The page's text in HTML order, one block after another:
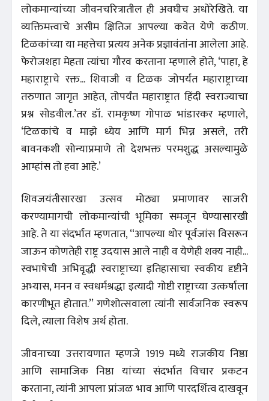
लोकमान्यांच्या जीवनचरित्रातील ही अवघीच अधोरेखिते. या
व्यक्तिमत्त्वाचे असीम क्षितिज आपल्या कवेत येणे कठीण.
टिळकांच्या या महत्तेचा प्रत्यय अनेक प्रज्ञावंतांना आलेला आहे.
फेरोजशहा मेहता त्यांचा गौरव करताना म्हणाले होते, ‘पाहा, हे
महाराष्ट्राचे रक्त... शिवाजी व टिळक जोपर्यंत महाराष्ट्राच्या
तरुणात जागृत आहेत, तोपर्यंत महाराष्ट्रात हिंदी स्वराज्याचा
प्रश्न सोडवील.’तर डॉ. रामकृष्ण गोपाळ भांडारकर म्हणाले,
‘टिळकांचे व माझे ध्येय आणि मार्ग भिन्न असले, तरी
बावनकशी सोन्याप्रमाणे तो देशभक्त परमशुद्ध असल्यामुळे
आम्हांस तो हवा आहे.’
शिवजयंतीसारखा उत्सव मोठ्या प्रमाणावर साजरी
करण्यामागची लोकमान्यांची भूमिका समजून घेण्यासारखी
आहे. ते या संदर्भात म्हणतात, ‘‘आपल्या थोर पूर्वजांस विसरून
जाऊन कोणतेही राष्ट्र उदयास आले नाही व येणेही शक्य नाही...
स्वभाषेची अभिवृद्धी स्वराष्ट्राच्या इतिहासाचा स्वकीय दृष्टीने
अभ्यास, मनन व स्वधर्मश्रद्धा इत्यादी गोष्टी राष्ट्राच्या उत्कर्षाला
कारणीभूत होतात.’’ गणेशोत्सवाला त्यांनी सार्वजनिक स्वरूप
दिले, त्याला विशेष अर्थ होता.
जीवनाच्या उत्तरायणात म्हणजे 1919 मध्ये राजकीय निष्ठा
आणि सामाजिक निष्ठा यांच्या संदर्भात विचार प्रकटन
करताना, त्यांनी आपला प्रांजळ भाव आणि पारदर्शित्व दाखवून